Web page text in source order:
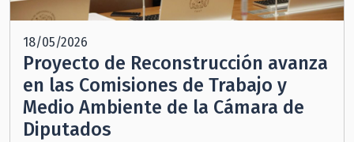
18/05/2026
Proyecto de Reconstrucción avanza
en las Comisiones de Trabajo y
Medio Ambiente de la Cámara de
Diputados